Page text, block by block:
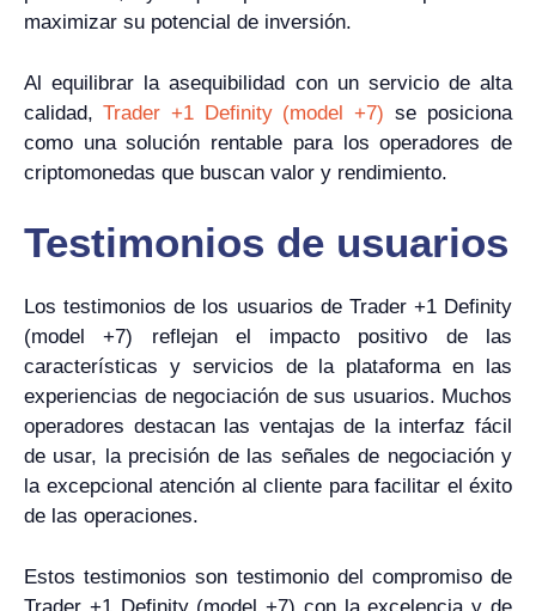
maximizar su potencial de inversión.
Al equilibrar la asequibilidad con un servicio de alta
calidad, Trader +1 Definity (model +7) se posiciona
como una solución rentable para los operadores de
criptomonedas que buscan valor y rendimiento.
Testimonios de usuarios
Los testimonios de los usuarios de Trader +1 Definity
(model +7) reflejan el impacto positivo de las
características y servicios de la plataforma en las
experiencias de negociación de sus usuarios. Muchos
operadores destacan las ventajas de la interfaz fácil
de usar, la precisión de las señales de negociación y
la excepcional atención al cliente para facilitar el éxito
de las operaciones.
Estos testimonios son testimonio del compromiso de
Trader +1 Definity (model +7) con la excelencia y de